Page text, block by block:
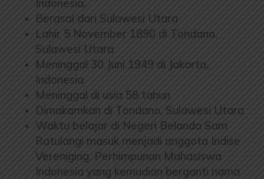
Indonesia.
Berasal dari Sulawesi Utara
Lahir 5 November 1890 di Tondano,
Sulawesi Utara
Meninggal 30 Juni 1949 di Jakarta,
Indonesia
Meninggal di usia 58 tahun
Dimakamkan di Tondano, Sulawesi Utara
Waktu belajar di Negeri Belanda Sam
Ratulangi masuk menjadi anggota Indise
Vereniging, Perhimpunan Mahasiswa
Indonesia yang kemudian berganti nama